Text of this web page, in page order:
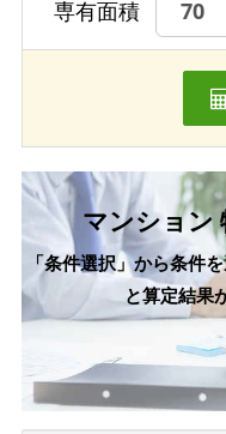
専有面積
マンション
「条件選択」から条件
と算定結果